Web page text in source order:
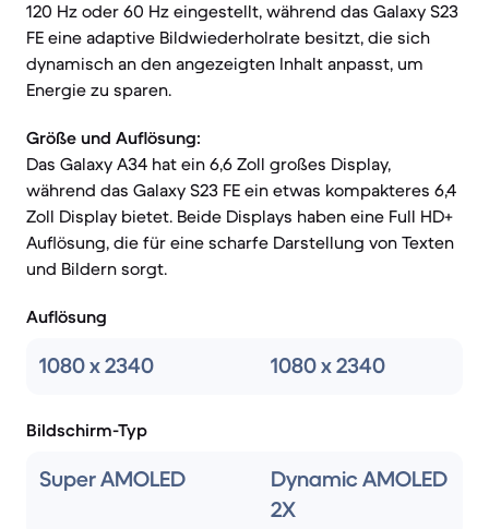
120 Hz oder 60 Hz eingestellt, während das Galaxy S23
FE eine adaptive Bildwiederholrate besitzt, die sich
dynamisch an den angezeigten Inhalt anpasst, um
Energie zu sparen.
Größe und Auflösung:
Das Galaxy A34 hat ein 6,6 Zoll großes Display,
während das Galaxy S23 FE ein etwas kompakteres 6,4
Zoll Display bietet. Beide Displays haben eine Full HD+
Auflösung, die für eine scharfe Darstellung von Texten
und Bildern sorgt.
Auflösung
1080 x 2340 1080 x 2340
Bildschirm-Typ
Super AMOLED
Dynamic AMOLED
2X